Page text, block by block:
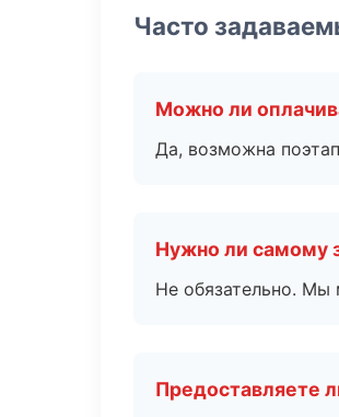
Часто
Можно ли
Да, возможна
Нужно ли самому
Не обязательно. Мы
Предоставляете